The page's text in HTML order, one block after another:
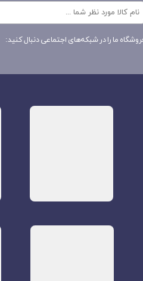
ما را در شبکه‌های اجتماعی دنبال کنید: